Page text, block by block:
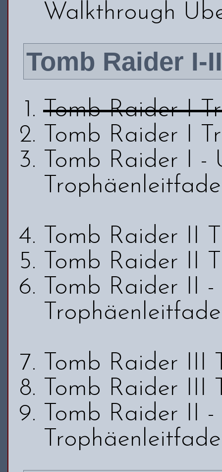
Walkthrough
Tomb Raider I-
Tomb Raider I
Tomb Raider I
Tomb Raider I -
Tomb Raider II
Tomb Raider II
Tomb Raider II
Tomb Raider III
Tomb Raider
Tomb Raider II